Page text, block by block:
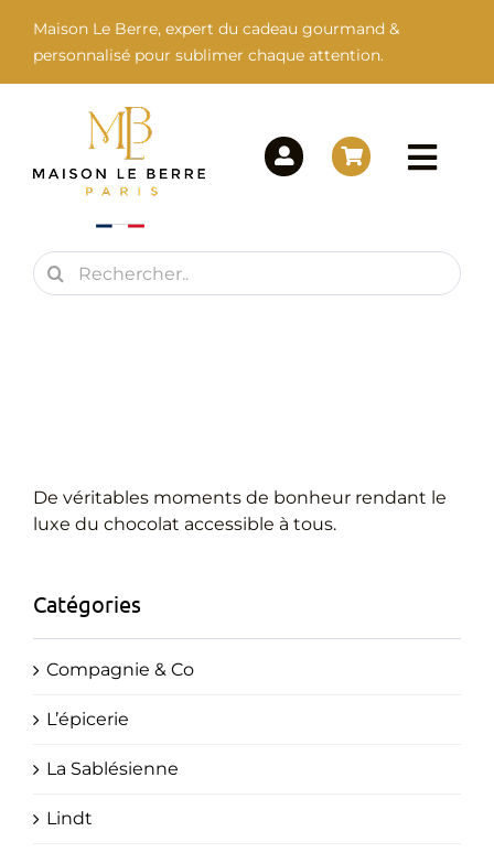
contenu
Maison Le Berre, expert du cadeau gourmand &
personnalisé pour sublimer chaque attention.
Maison Le Berre
Cadeaux Personnalisés
Rechercher:
De véritables moments de bonheur rendant le
luxe du chocolat accessible à tous.
Catégories
Compagnie & Co
L’épicerie
La Sablésienne
Lindt